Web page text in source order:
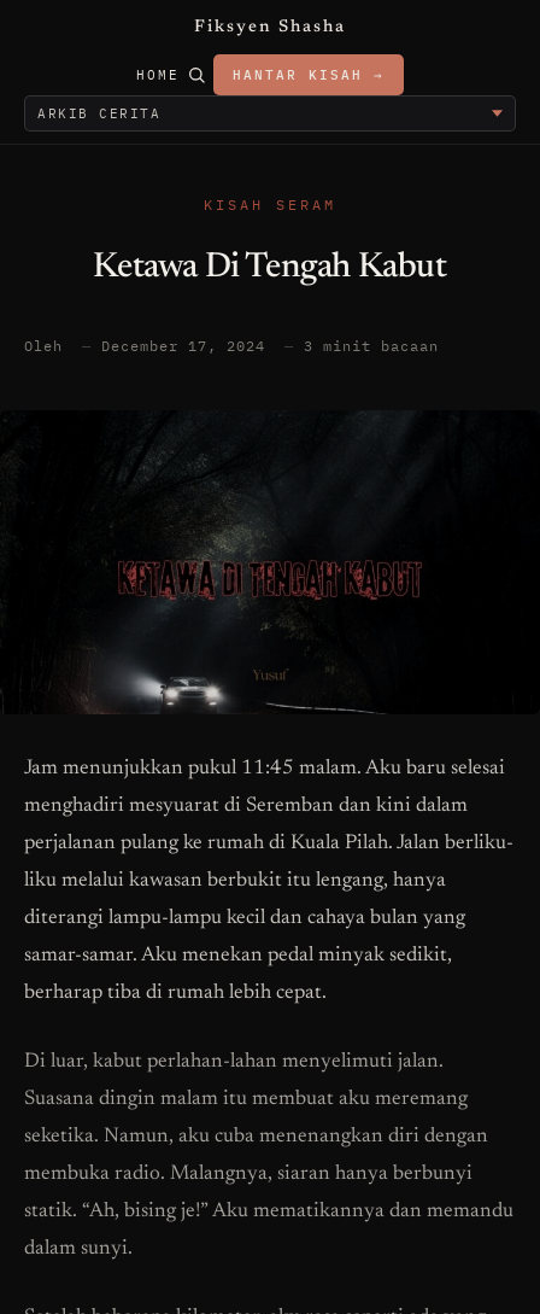
Fiksyen Shasha
HOME HANTAR KISAH →
KISAH SERAM
Ketawa Di Tengah Kabut
Oleh — December 17, 2024 — 3 minit bacaan
Jam menunjukkan pukul 11:45 malam. Aku baru selesai
menghadiri mesyuarat di Seremban dan kini dalam
perjalanan pulang ke rumah di Kuala Pilah. Jalan berliku-
liku melalui kawasan berbukit itu lengang, hanya
diterangi lampu-lampu kecil dan cahaya bulan yang
samar-samar. Aku menekan pedal minyak sedikit,
berharap tiba di rumah lebih cepat.
Di luar, kabut perlahan-lahan menyelimuti jalan.
Suasana dingin malam itu membuat aku meremang
seketika. Namun, aku cuba menenangkan diri dengan
membuka radio. Malangnya, siaran hanya berbunyi
statik. “Ah, bising je!” Aku mematikannya dan memandu
dalam sunyi.